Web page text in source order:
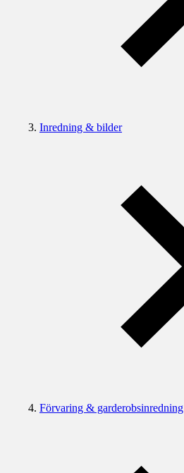
Inredning & bilder
Förvaring & garderobsinredning